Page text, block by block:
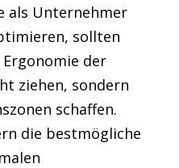
als Unternehmer
sollten
der
ziehen, sondern
schaffen.
die bestmögliche